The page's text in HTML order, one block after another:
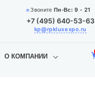
ЗвонитеПн-Вс:9 - 21
+7 (495) 640-53-63
kp@rpkluxexpo.ru
О КОМПАНИИ